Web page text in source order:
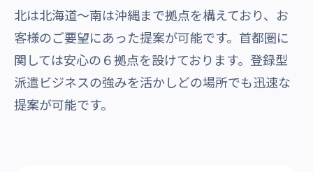
北は北海道～南は沖縄まで拠点を構えており、お
客様のご要望にあった提案が可能です。首都圏に
関しては安心の６拠点を設けております。登録型
派遣ビジネスの強みを活かしどの場所でも迅速な
提案が可能です。